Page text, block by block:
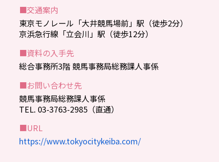
■交通案内
東京モノレール「大井競馬場前」駅（徒歩2分）
京浜急行線「立会川」駅（徒歩12分）
■資料の入手先
総合事務所3階 競馬事務局総務課人事係
■お問い合わせ先
競馬事務局総務課人事係
TEL. 03-3763-2985（直通）
■URL
https://www.tokyocitykeiba.com/